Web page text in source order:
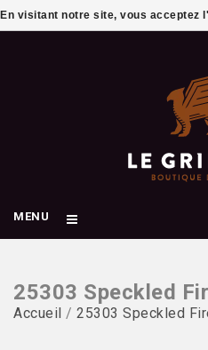
MENU
25303 Speckled
Accueil / 25303 Speckled
En visitant notre site, vous acceptez